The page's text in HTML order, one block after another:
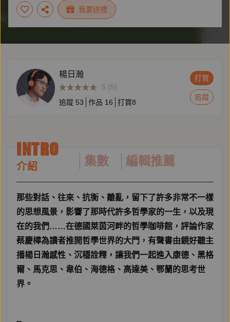
#好聽閱讀節
我要送禮
楊日瀚
5 (5)
追蹤 53 作品 16 打賞8
打賞
追蹤
INTRO
介紹 集數 編輯推薦
那些對話、往來、抗衡、離亂，留下了許多非常不一樣
的思想風景，影響了那時代許多哲學家的一生，以及現
在的我們……在德國萊茵河畔的哲學咖啡館，評論作家
蔡慶樺為讀者推開哲學世界的大門，有聲書由鏡好聽主
播楊日瀚感性、沉穩詮釋，讓我們一起進入康德、黑格
爾、馬克思、韋伯、海德格、高達美、鄂蘭的思考世
界。